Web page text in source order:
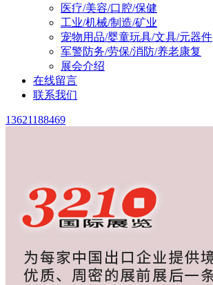
医疗/美容/口腔/保健
工业/机械/制造/矿业
宠物用品/婴童玩具/文具/元器件
军警防务/劳保/消防/养老康复
展会介绍
在线留言
联系我们
13621188469